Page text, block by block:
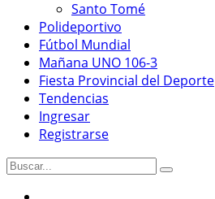
Santo Tomé
Polideportivo
Fútbol Mundial
Mañana UNO 106-3
Fiesta Provincial del Deporte
Tendencias
Ingresar
Registrarse